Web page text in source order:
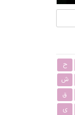
ح
ش
ق
ی